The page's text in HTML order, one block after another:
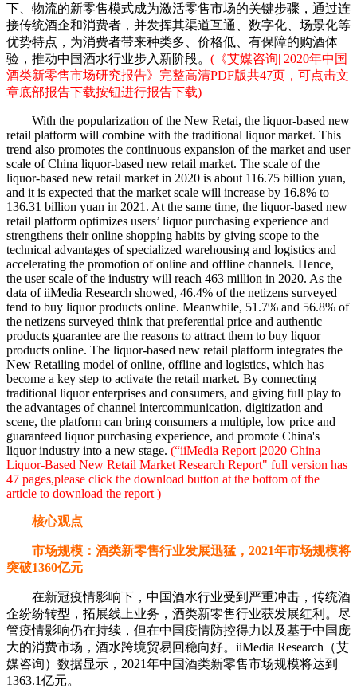
下、物流的新零售模式成为激活零售市场的关键步骤，通过连
接传统酒企和消费者，并发挥其渠道互通、数字化、场景化等
优势特点，为消费者带来种类多、价格低、有保障的购酒体
验，推动中国酒水行业步入新阶段。 (《艾媒咨询| 2020年中国
酒类新零售市场研究报告》完整高清PDF版共47页，可点击文
章底部报告下载按钮进行报告下载)
With the popularization of the New Retai, the liquor-based new
retail platform will combine with the traditional liquor market. This
trend also promotes the continuous expansion of the market and user
scale of China liquor-based new retail market. The scale of the
liquor-based new retail market in 2020 is about 116.75 billion yuan,
and it is expected that the market scale will increase by 16.8% to
136.31 billion yuan in 2021. At the same time, the liquor-based new
retail platform optimizes users’ liquor purchasing experience and
strengthens their online shopping habits by giving scope to the
technical advantages of specialized warehousing and logistics and
accelerating the promotion of online and offline channels. Hence,
the user scale of the industry will reach 463 million in 2020. As the
data of iiMedia Research showed, 46.4% of the netizens surveyed
tend to buy liquor products online. Meanwhile, 51.7% and 56.8% of
the netizens surveyed think that preferential price and authentic
products guarantee are the reasons to attract them to buy liquor
products online. The liquor-based new retail platform integrates the
New Retailing model of online, offline and logistics, which has
become a key step to activate the retail market. By connecting
traditional liquor enterprises and consumers, and giving full play to
the advantages of channel intercommunication, digitization and
scene, the platform can bring consumers a multiple, low price and
guaranteed liquor purchasing experience, and promote China's
liquor industry into a new stage. (“iiMedia Report |2020 China
Liquor-Based New Retail Market Research Report" full version has
47 pages,please click the download button at the bottom of the
article to download the report )
核心观点
市场规模：酒类新零售行业发展迅猛，2021年市场规模将
突破1360亿元
在新冠疫情影响下，中国酒水行业受到严重冲击，传统酒
企纷纷转型，拓展线上业务，酒类新零售行业获发展红利。尽
管疫情影响仍在持续，但在中国疫情防控得力以及基于中国庞
大的消费市场，酒水跨境贸易回稳向好。iiMedia Research（艾
媒咨询）数据显示，2021年中国酒类新零售市场规模将达到
1363.1亿元。